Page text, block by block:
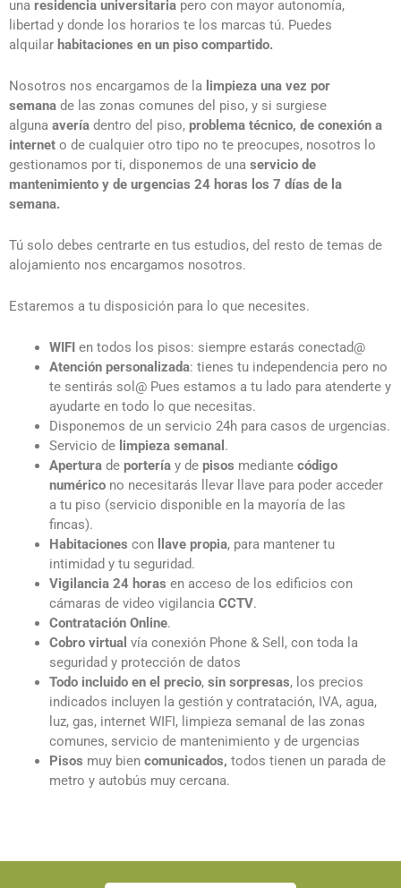
una residencia universitaria pero con mayor autonomía,
libertad y donde los horarios te los marcas tú. Puedes
alquilar habitaciones en un piso compartido.
Nosotros nos encargamos de la limpieza una vez por
semana de las zonas comunes del piso, y si surgiese
alguna avería dentro del piso, problema técnico, de conexión a
internet o de cualquier otro tipo no te preocupes, nosotros lo
gestionamos por ti, disponemos de una servicio de
mantenimiento y de urgencias 24 horas los 7 días de la
semana.
Tú solo debes centrarte en tus estudios, del resto de temas de
alojamiento nos encargamos nosotros.
Estaremos a tu disposición para lo que necesites.
WIFI en todos los pisos: siempre estarás conectad@
Atención personalizada: tienes tu independencia pero no
te sentirás sol@ Pues estamos a tu lado para atenderte y
ayudarte en todo lo que necesitas.
Disponemos de un servicio 24h para casos de urgencias.
Servicio de limpieza semanal .
Apertura de portería y de pisos mediante código
numérico no necesitarás llevar llave para poder acceder
a tu piso (servicio disponible en la mayoría de las
fincas).
Habitaciones con llave propia, para mantener tu
intimidad y tu seguridad.
Vigilancia 24 horas en acceso de los edificios con
cámaras de video vigilancia CCTV.
Contratación Online.
Cobro virtual vía conexión Phone & Sell, con toda la
seguridad y protección de datos
Todo incluido en el precio, sin sorpresas, los precios
indicados incluyen la gestión y contratación, IVA, agua,
luz, gas, internet WIFI, limpieza semanal de las zonas
comunes, servicio de mantenimiento y de urgencias
Pisos muy bien comunicados, todos tienen un parada de
metro y autobús muy cercana.